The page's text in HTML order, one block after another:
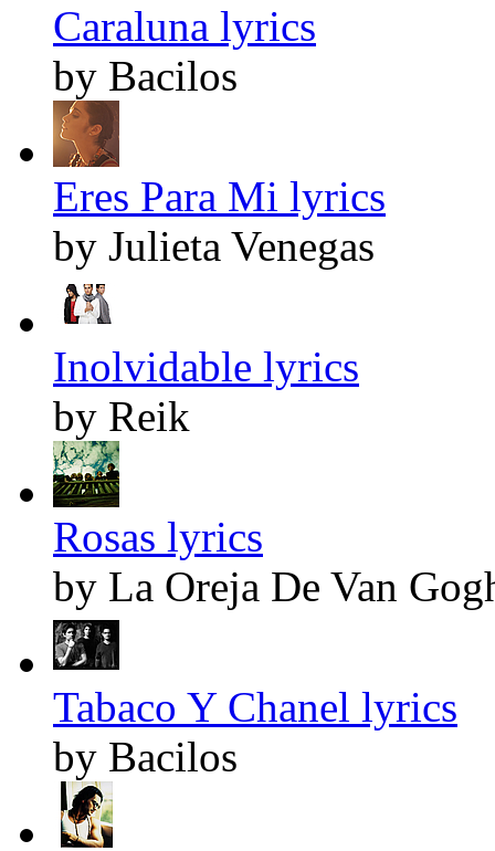
Caraluna lyrics
by Bacilos
Eres Para Mi lyrics
by Julieta Venegas
Inolvidable lyrics
by Reik
Rosas lyrics
by La Oreja De Van
Tabaco Y Chanel lyrics
by Bacilos